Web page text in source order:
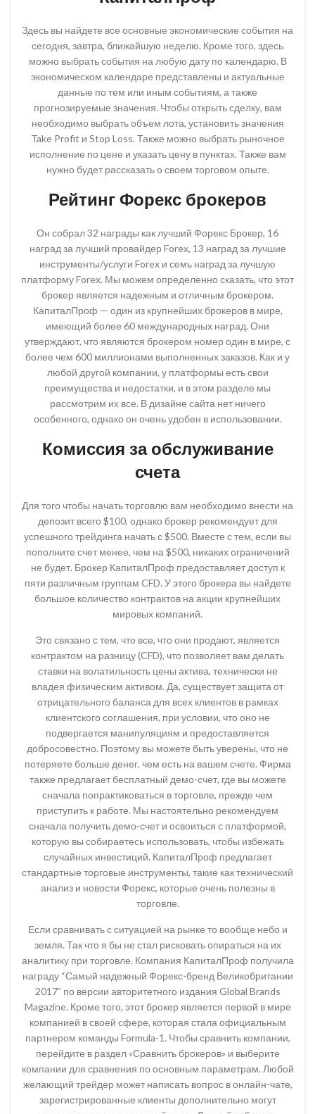
Здесь вы найдете все основные экономические события на
сегодня, завтра, ближайшую неделю. Кроме того, здесь
можно выбрать события на любую дату по календарю. В
экономическом календаре представлены и актуальные
данные по тем или иным событиям, а также
прогнозируемые значения. Чтобы открыть сделку, вам
необходимо выбрать объем лота, установить значения
Take Profit и Stop Loss. Также можно выбрать рыночное
исполнение по цене и указать цену в пунктах. Также вам
нужно будет рассказать о своем торговом опыте.
Рейтинг Форекс брокеров
Он собрал 32 награды как лучший Форекс Брокер, 16
наград за лучший провайдер Forex, 13 наград за лучшие
инструменты/услуги Forex и семь наград за лучшую
платформу Forex. Мы можем определенно сказать, что этот
брокер является надежным и отличным брокером.
КапиталПроф — один из крупнейших брокеров в мире,
имеющий более 60 международных наград. Они
утверждают, что являются брокером номер один в мире, с
более чем 600 миллионами выполненных заказов. Как и у
любой другой компании, у платформы есть свои
преимущества и недостатки, и в этом разделе мы
рассмотрим их все. В дизайне сайта нет ничего
особенного, однако он очень удобен в использовании.
Комиссия за обслуживание
счета
Для того чтобы начать торговлю вам необходимо внести на
депозит всего $100, однако брокер рекомендует для
успешного трейдинга начать с $500. Вместе с тем, если вы
пополните счет менее, чем на $500, никаких ограничений
не будет. Брокер КапиталПроф предоставляет доступ к
пяти различным группам CFD. У этого брокера вы найдете
большое количество контрактов на акции крупнейших
мировых компаний.
Это связано с тем, что все, что они продают, является
контрактом на разницу (CFD), что позволяет вам делать
ставки на волатильность цены актива, технически не
владея физическим активом. Да, существует защита от
отрицательного баланса для всех клиентов в рамках
клиентского соглашения, при условии, что оно не
подвергается манипуляциям и предоставляется
добросовестно. Поэтому вы можете быть уверены, что не
потеряете больше денег, чем есть на вашем счете. Фирма
также предлагает бесплатный демо-счет, где вы можете
сначала попрактиковаться в торговле, прежде чем
приступить к работе. Мы настоятельно рекомендуем
сначала получить демо-счет и освоиться с платформой,
которую вы собираетесь использовать, чтобы избежать
случайных инвестиций. КапиталПроф предлагает
стандартные торговые инструменты, такие как технический
анализ и новости Форекс, которые очень полезны в
торговле.
Если сравнивать с ситуацией на рынке то вообще небо и
земля. Так что я бы не стал рисковать опираться на их
аналитику при торговле. Компания КапиталПроф получила
награду “Самый надежный Форекс-бренд Великобритании
2017” по версии авторитетного издания Global Brands
Magazine. Кроме того, этот брокер является первой в мире
компанией в своей сфере, которая стала официальным
партнером команды Formula-1. Чтобы сравнить компании,
перейдите в раздел «Сравнить брокеров» и выберите
компании для сравнения по основным параметрам. Любой
желающий трейдер может написать вопрос в онлайн-чате,
зарегистрированные клиенты дополнительно могут